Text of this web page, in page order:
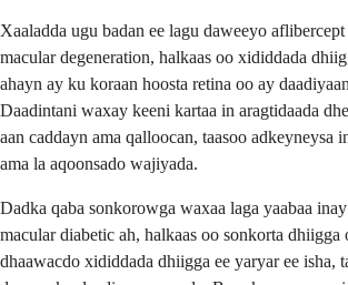
Xaaladda ugu badan ee lagu daweeyo
macular degeneration, halkaas oo xididdada
ahayn ay ku koraan hoosta retina oo ay
Daadintani waxay keeni kartaa in aragtidaada
aan caddayn ama qalloocan, taasoo adkeyneysa
ama la aqoonsado wajiyada.
Dadka qaba sonkorowga waxaa laga yaabaa
macular diabetic ah, halkaas oo sonkorta dhiigga
dhaawacdo xididdada dhiigga ee yaryar ee isha,